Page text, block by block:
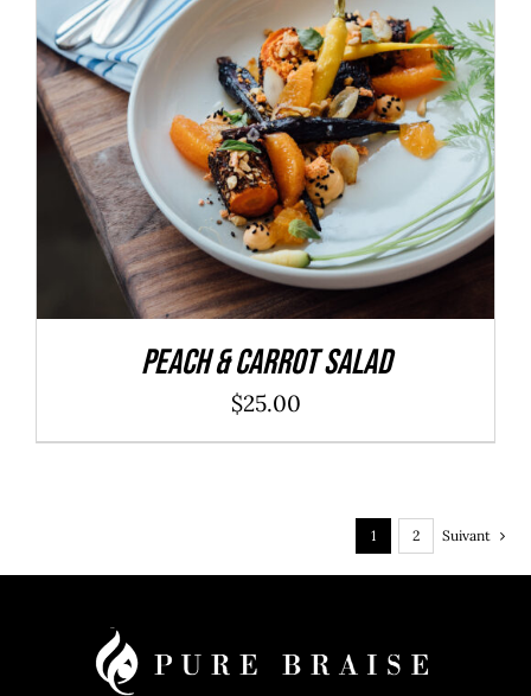
ADD TO CART / DÉTAILS
Peach & Carrot Salad
$25.00
1 2 Suivant